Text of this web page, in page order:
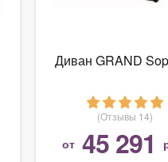
Диван GRAND
(Отзывы 14)
от 45 291